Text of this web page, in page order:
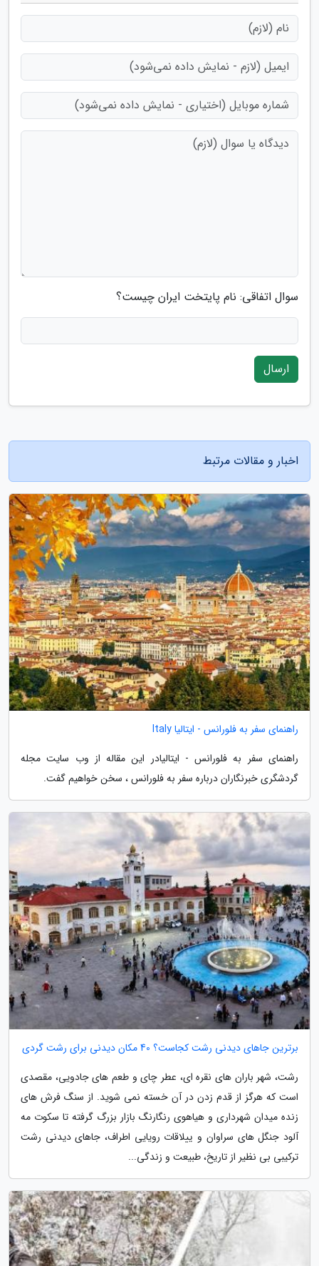
سوال اتفاقی: نام پایتخت ایران چیست؟
ارسال
اخبار و مقالات مرتبط
راهنمای سفر به فلورانس - ایتالیا Italy
راهنمای سفر به فلورانس - ایتالیادر این مقاله از وب سایت مجله
گردشگری خبرنگاران درباره سفر به فلورانس ، سخن خواهیم گفت.
برترین جاهای دیدنی رشت کجاست؟ 40 مکان دیدنی برای رشت گردی
رشت، شهر باران های نقره ای، عطر چای و طعم های جادویی، مقصدی
است که هرگز از قدم زدن در آن خسته نمی شوید. از سنگ فرش های
زنده میدان شهرداری و هیاهوی رنگارنگ بازار بزرگ گرفته تا سکوت مه
آلود جنگل های سراوان و ییلاقات رویایی اطراف، جاهای دیدنی رشت
ترکیبی بی نظیر از تاریخ، طبیعت و زندگی...